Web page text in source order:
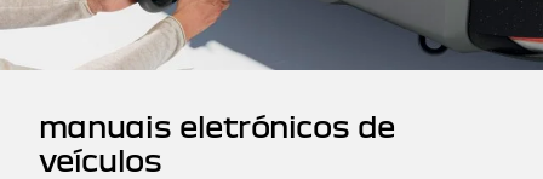
manuais eletrónicos de
veículos